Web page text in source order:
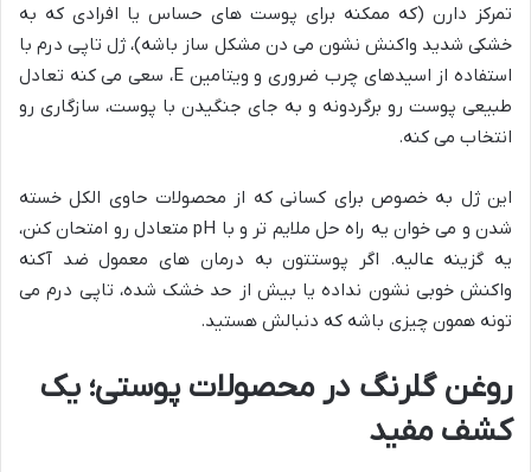
تمرکز دارن (که ممکنه برای پوست های حساس یا افرادی که به
خشکی شدید واکنش نشون می دن مشکل ساز باشه)، ژل تاپی درم با
استفاده از اسیدهای چرب ضروری و ویتامین E، سعی می کنه تعادل
طبیعی پوست رو برگردونه و به جای جنگیدن با پوست، سازگاری رو
انتخاب می کنه.
این ژل به خصوص برای کسانی که از محصولات حاوی الکل خسته
شدن و می خوان یه راه حل ملایم تر و با pH متعادل رو امتحان کنن،
یه گزینه عالیه. اگر پوستتون به درمان های معمول ضد آکنه
واکنش خوبی نشون نداده یا بیش از حد خشک شده، تاپی درم می
تونه همون چیزی باشه که دنبالش هستید.
روغن گلرنگ در محصولات پوستی؛ یک
کشف مفید